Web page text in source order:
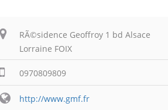
RÃ©sidence Geoffroy 1 bd Alsace
Lorraine FOIX
0970809809
http://www.gmf.fr